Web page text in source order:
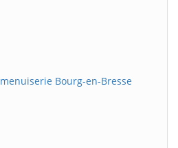
Bourg-en-Bresse